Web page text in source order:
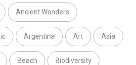
Ancient Wonders
Argentina Art Asia
Beach Biodiversity